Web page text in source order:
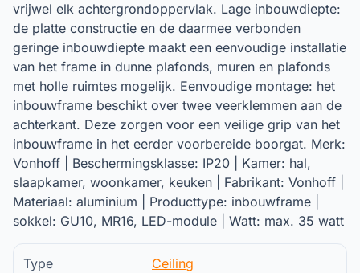
vrijwel elk achtergrondoppervlak. Lage inbouwdiepte:
de platte constructie en de daarmee verbonden
geringe inbouwdiepte maakt een eenvoudige installatie
van het frame in dunne plafonds, muren en plafonds
met holle ruimtes mogelijk. Eenvoudige montage: het
inbouwframe beschikt over twee veerklemmen aan de
achterkant. Deze zorgen voor een veilige grip van het
inbouwframe in het eerder voorbereide boorgat. Merk:
Vonhoff | Beschermingsklasse: IP20 | Kamer: hal,
slaapkamer, woonkamer, keuken | Fabrikant: Vonhoff |
Materiaal: aluminium | Producttype: inbouwframe |
sokkel: GU10, MR16, LED-module | Watt: max. 35 watt
Type Ceiling